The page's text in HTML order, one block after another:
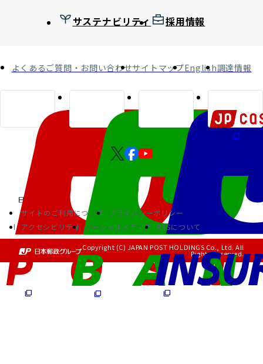
サステナビリティ 採用情報
よくあるご質問・お問い合わせサイトマップEnglish調達情報
サイトのご利用について
プライバシーポリシー
アクセシビリティ
ソーシャルメディア RSSについて
Copyright (C) JAPAN POST HOLDINGS Co., Ltd. All
Rights Reserved.